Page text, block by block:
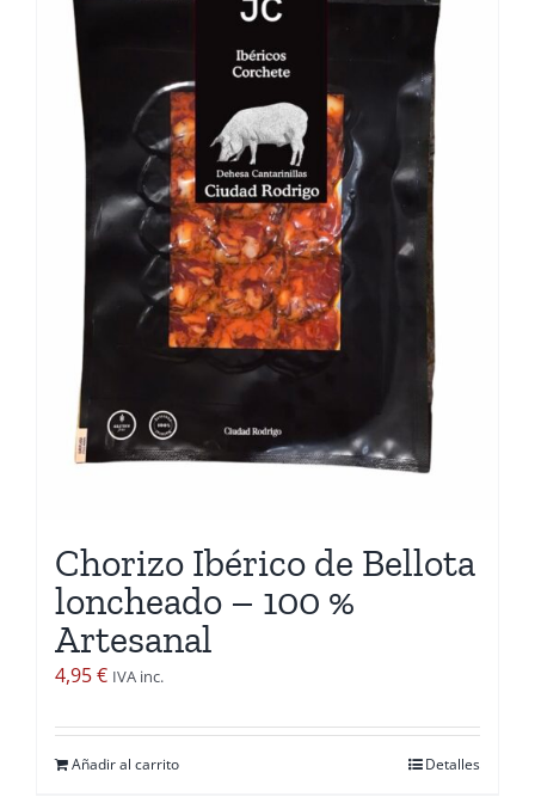
Chorizo Ibérico de Bellota
loncheado – 100 %
Artesanal
4,95€ IVA inc.
Añadir al carrito Detalles